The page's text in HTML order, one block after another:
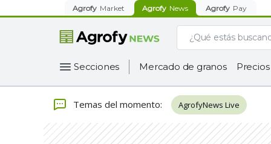
Agrofy Market Agrofy News Agrofy Pay
Secciones Mercado de granos
Temas del momento: AgrofyNews Live